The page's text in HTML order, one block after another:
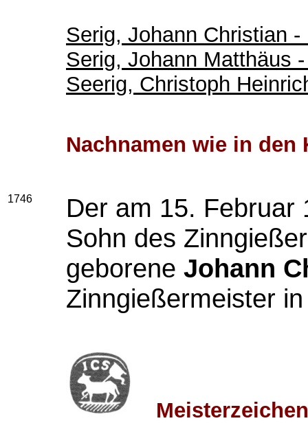
Serig, Johann Christian -
Serig, Johann Matthäus
Seerig, Christoph
Nachnamen wie in
1746
Der am 15. Februar
Sohn des
geborene Johann
Zinngießermeister